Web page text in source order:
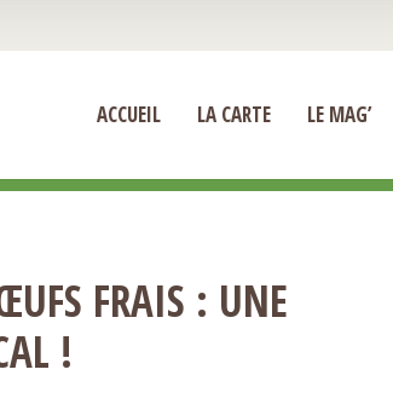
ACCUEIL LA CARTE LE MAG’
FRAIS : UNE
!